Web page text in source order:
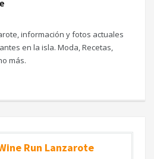
información y fotos actuales
en la isla. Moda, Recetas,
más.
Run Lanzarote